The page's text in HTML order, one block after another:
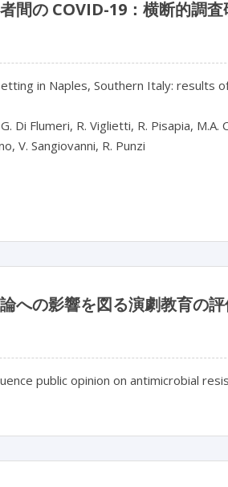
間の COVID-19：横断的調
in Naples, Southern Italy: results
Di Flumeri, R. Viglietti, R. Pisapia, M.A.
V. Sangiovanni, R. Punzi
への影響を図る演劇教育の
public opinion on antimicrobial